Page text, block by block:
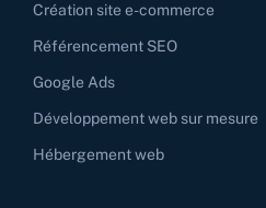
Création site e-commerce
Référencement SEO
Google Ads
Développement web sur mesure
Hébergement web